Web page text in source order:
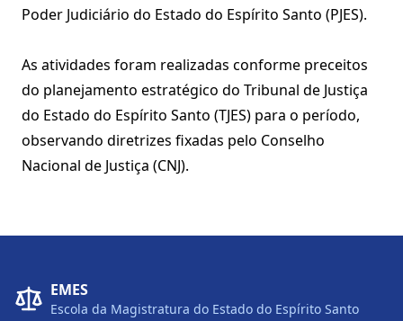
Poder Judiciário do Estado do Espírito Santo (PJES).
As atividades foram realizadas conforme preceitos
do planejamento estratégico do Tribunal de Justiça
do Estado do Espírito Santo (TJES) para o período,
observando diretrizes fixadas pelo Conselho
Nacional de Justiça (CNJ).
EMES
Escola da Magistratura do Estado do Espírito Santo